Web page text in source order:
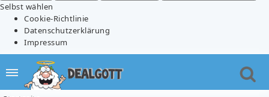
Selbst wählen
Cookie-Richtlinie
Datenschutzerklärung
Impressum